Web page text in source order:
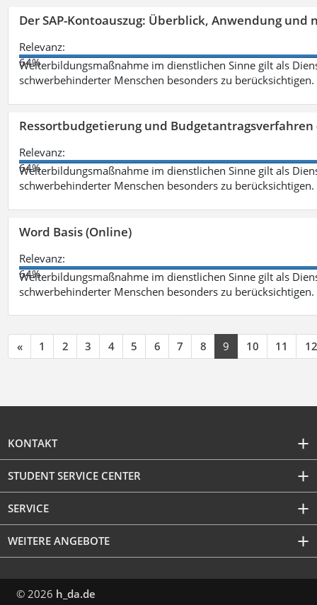
Der SAP-Kontoauszug: Überblick, Anwendung
Relevanz:
64%
Weiterbildungsmaßnahme im dienstlichen Sinne gilt als
schwerbehinderter Menschen besonders zu berücksichtigen.
Ressortbudgetierung und Budgetantragsverfahren
Relevanz:
64%
Weiterbildungsmaßnahme im dienstlichen Sinne gilt als
schwerbehinderter Menschen besonders zu berücksichtigen.
Word Basis (Online)
Relevanz:
64%
Weiterbildungsmaßnahme im dienstlichen Sinne gilt als
schwerbehinderter Menschen besonders zu berücksichtigen.
« 1 2 3 4 5 6 7 8 9 10 11 12
KONTAKT
STUDENT SERVICE CENTER
SERVICE
WEITERE ANGEBOTE
© 2026 h_da.de